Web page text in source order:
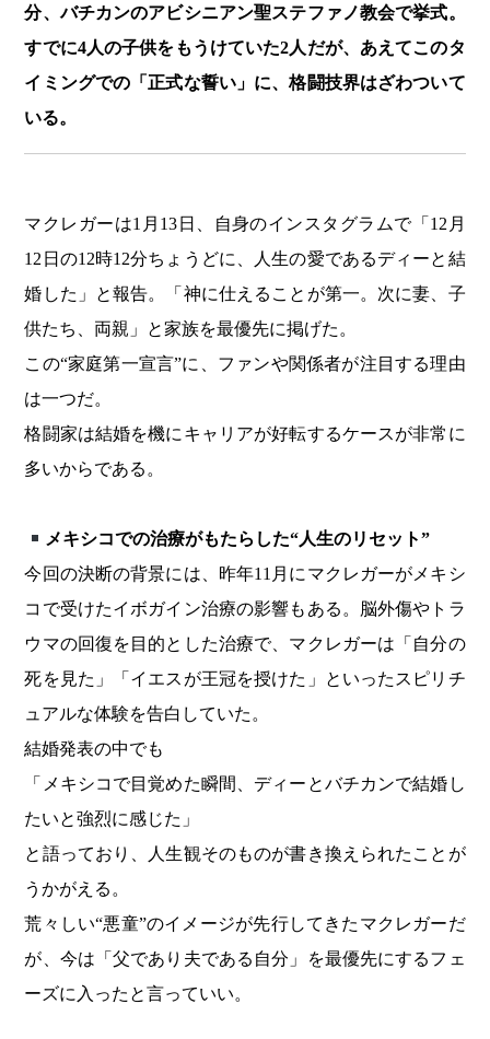
分、バチカンのアビシニアン聖ステファノ教会で挙式。
すでに4人の子供をもうけていた2人だが、あえてこのタ
イミングでの「正式な誓い」に、格闘技界はざわついて
いる。
マクレガーは1月13日、自身のインスタグラムで「12月
12日の12時12分ちょうどに、人生の愛であるディーと結
婚した」と報告。「神に仕えることが第一。次に妻、子
供たち、両親」と家族を最優先に掲げた。
この“家庭第一宣言”に、ファンや関係者が注目する理由
は一つだ。
格闘家は結婚を機にキャリアが好転するケースが非常に
多いからである。
メキシコでの治療がもたらした“人生のリセット”
今回の決断の背景には、昨年11月にマクレガーがメキシ
コで受けたイボガイン治療の影響もある。脳外傷やトラ
ウマの回復を目的とした治療で、マクレガーは「自分の
死を見た」「イエスが王冠を授けた」といったスピリチ
ュアルな体験を告白していた。
結婚発表の中でも
「メキシコで目覚めた瞬間、ディーとバチカンで結婚し
たいと強烈に感じた」
と語っており、人生観そのものが書き換えられたことが
うかがえる。
荒々しい“悪童”のイメージが先行してきたマクレガーだ
が、今は「父であり夫である自分」を最優先にするフェ
ーズに入ったと言っていい。